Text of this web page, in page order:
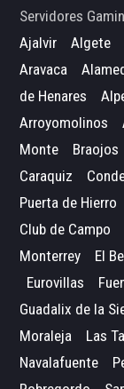
Servidores
Ajalvir
Algete
Aravaca
de Henares
Arroyomolinos
Monte
Braojos
Caraquiz
Puerta de Hierro
Club de Campo
Monterrey
El
Eurovillas
Guadalix de la
Moraleja
Las
Navalafuente